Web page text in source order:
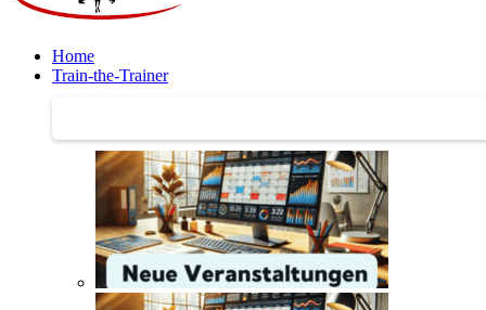
Home
Train-the-Trainer